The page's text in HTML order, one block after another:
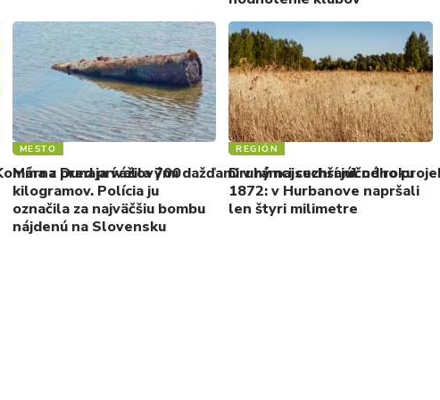
pred prívalovými dažďami v rámci cezhraničného
MESTO
Mína z Dunaja vážila 700
kilogramov. Polícia ju
označila za najväčšiu bombu
nájdenú na Slovensku
REGIÓN
Druhý najsuchší júl od roku
1872: v Hurbanove napršali
len štyri milimetre